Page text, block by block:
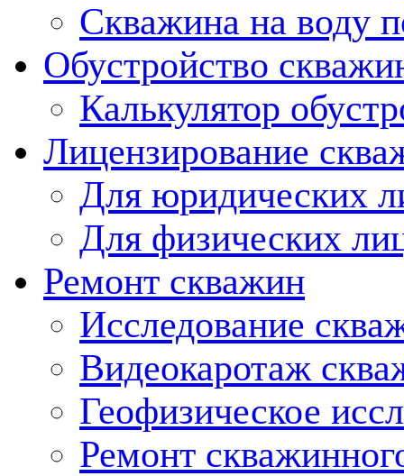
Скважина на воду
Обустройство
Калькулятор
Лицензирование
Для юридических
Для физических
Ремонт скважин
Исследование
Видеокаротаж
Геофизическое
Ремонт